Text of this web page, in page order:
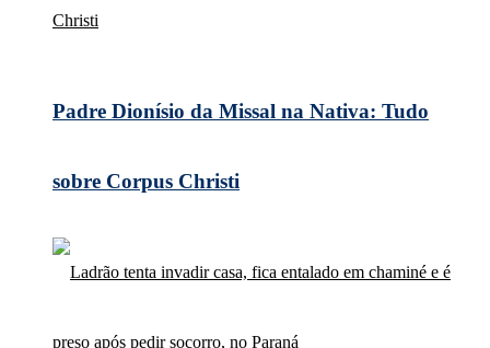
Padre Dionísio da Missal na Nativa: Tudo
sobre Corpus Christi